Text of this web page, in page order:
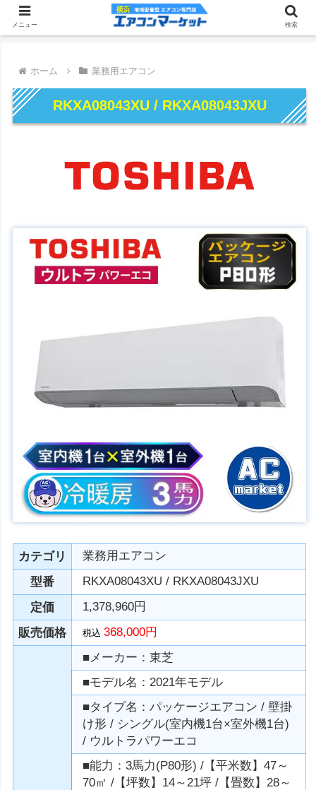
ホーム 業務用エアコン
RKXA08043XU / RKXA08043JXU
カテゴリ
業務用エアコン
型番
RKXA08043XU / RKXA08043JXU
定価
1,378,960円
販売価格
税込368,000円
■メーカー：東芝
■モデル名：2021年モデル
■タイプ名：パッケージエアコン / 壁掛
け形 / シングル(室内機1台×室外機1台)
/ ウルトラパワーエコ
■能力：3馬力(P80形) /【平米数】47～
70㎡ /【坪数】14～21坪 /【畳数】28～
メニュー 検索